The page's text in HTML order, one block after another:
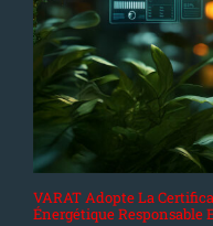
VARAT Adopte La
Énergétique Responsable